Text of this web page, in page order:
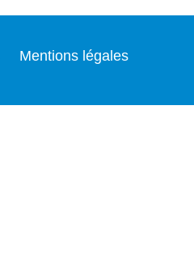
Mentions légales